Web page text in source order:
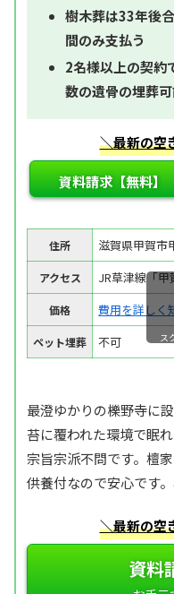
樹木葬は33年後
間のみ支払う
2名様以上の契約
数の遺骨の埋葬
＼最新の空
資料請求【無料】
住所 滋賀県甲賀市
アクセス JR草津線「甲
価格 費用を詳しく
ペット埋葬 不可 ス
最澄ゆかりの櫟野寺に
苔に覆われた環境で眠
宗旨宗派不問です。檀
供養付なので安心です
＼最新の空
資料